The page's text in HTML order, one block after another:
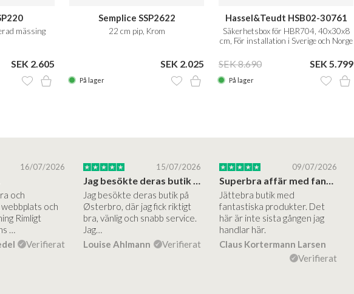
mässing
SEK 2.605
Semplice SSP2622
22 cm pip, Krom
SEK 2.025
På lager
Hassel&Teudt HSB02-30761
Säkerhetsbox för HBR704, 40x30x8
cm, För installation i Sverige och Norge
SEK 8.690 SEK 5.799
På lager
16/07/2026
och
och
Rimligt
…
Verifierat
15/07/2026
Jag besökte deras butik på Østerbro.
Jag besökte deras butik på
Østerbro, där jag fick riktigt
bra, vänlig och snabb service.
Jag…
Louise Ahlmann
Verifierat
09/07/2026
Superbra affär med fantastiska produkter
Jättebra butik med
fantastiska produkter. Det
här är inte sista gången jag
handlar här.
Claus Kortermann Larsen
Verifierat